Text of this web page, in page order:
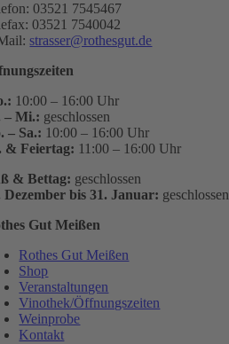
03521 7545467
03521 7540042
strasser@rothesgut.de
10:00 – 16:00 Uhr
– Mi.: geschlossen
– Sa.: 10:00 – 16:00 Uhr
& Feiertag: 11:00 – 16:00 Uhr
& Bettag: geschlossen
Dezember bis 31. Januar: geschlossen
Gut Meißen
Rothes Gut Meißen
Shop
Veranstaltungen
Vinothek/Öffnungszeiten
Weinprobe
Kontakt